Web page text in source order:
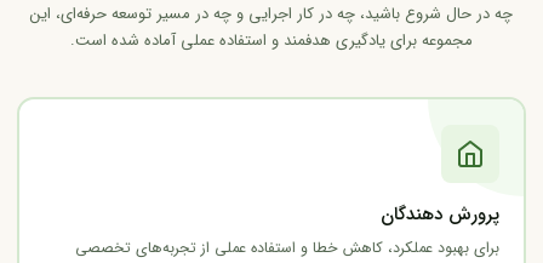
چه در حال شروع باشید، چه در کار اجرایی و چه در مسیر توسعه حرفه‌ای، این
مجموعه برای یادگیری هدفمند و استفاده عملی آماده شده است.
پرورش دهندگان
برای بهبود عملکرد، کاهش خطا و استفاده عملی از تجربه‌های تخصصی